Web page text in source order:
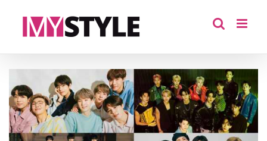
Larger
Image